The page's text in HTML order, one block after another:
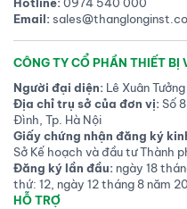
Hotline:0974 540 000
Email:
CÔNG TY CỔ PHẦN THIẾT BỊ
Người đại diện: Lê Xuân Tưởng
Địa chỉ trụ sở của đơn vị:Số
Đình, Tp. Hà Nội
Giấy chứng nhận đăng ký
Sở Kế hoạch và đầu tư Thành
Đăng ký lần đầu: ngày 18
thứ: 12, ngày 12 tháng 8 năm
HỖ TRỢ